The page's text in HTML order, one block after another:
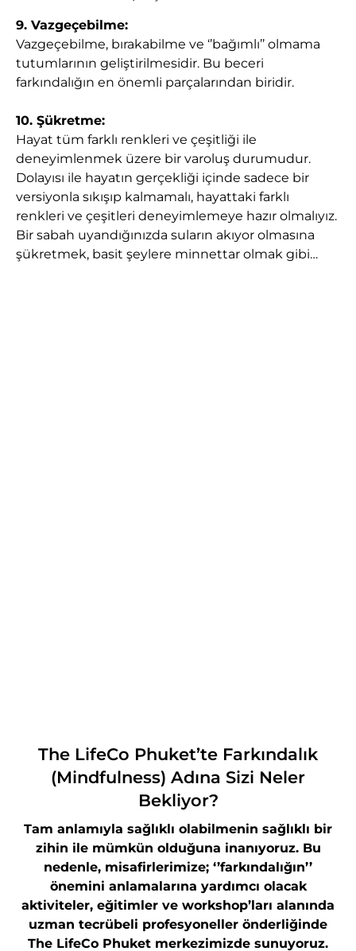
9. Vazgeçebilme:
Vazgeçebilme, bırakabilme ve ‘’bağımlı’’ olmama
tutumlarının geliştirilmesidir. Bu beceri
farkındalığın en önemli parçalarından biridir.
10. Şükretme:
Hayat tüm farklı renkleri ve çeşitliği ile
deneyimlenmek üzere bir varoluş durumudur.
Dolayısı ile hayatın gerçekliği içinde sadece bir
versiyonla sıkışıp kalmamalı, hayattaki farklı
renkleri ve çeşitleri deneyimlemeye hazır olmalıyız.
Bir sabah uyandığınızda suların akıyor olmasına
şükretmek, basit şeylere minnettar olmak gibi…
The LifeCo Phuket’te Farkındalık
(Mindfulness) Adına Sizi Neler
Bekliyor?
Tam anlamıyla sağlıklı olabilmenin sağlıklı bir
zihin ile mümkün olduğuna inanıyoruz. Bu
nedenle, misafirlerimize; ‘’farkındalığın’’
önemini anlamalarına yardımcı olacak
aktiviteler, eğitimler ve workshop’ları alanında
uzman tecrübeli profesyoneller önderliğinde
The LifeCo Phuket merkezimizde sunuyoruz.